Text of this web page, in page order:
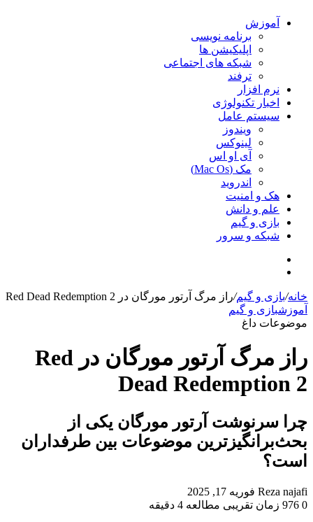
آموزش
برنامه نویسی
اپلیکیشن ها
شبکه های اجتماعی
ترفند
نرم افزار
اخبار تکنولوژی
سیستم عامل
ویندوز
لینوکس
آی او اس
مک (Mac Os)
اندروید
هک و امنیت
علم و دانش
بازی و گیم
شبکه و سرور
خانه/بازی و گیم/راز مرگ آرتور مورگان در Red Dead Redemption 2
آموزشبازی و گیم
موضوعات داغ
راز مرگ آرتور مورگان در Red
Dead Redemption 2
چرا سرنوشت آرتور مورگان یکی از
بحث‌برانگیزترین موضوعات بین طرفداران
است؟
Reza najafi ارسال
به
فوریه 17, 2025
0
زمان تقریبی مطالعه 4 دقیقه